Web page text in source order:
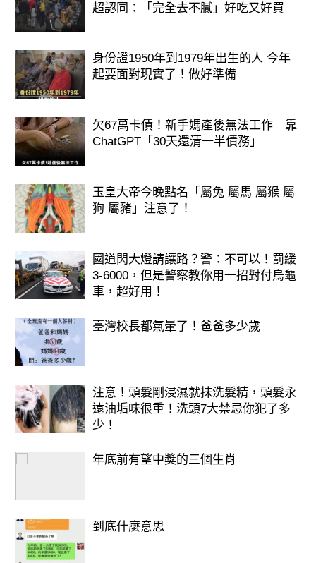
超認同：「完全去不膩」好吃又好買
身份證1950年到1979年出生的人 今年
起要面對現實了！做好準備
欠67萬卡債！新手媽產後無法工作 靠
ChatGPT「30天還清一半債務」
玉皇大帝今晚點名「屬兔 屬馬 屬猴 屬
狗 屬豬」注意了！
國道閃大燈請讓路？警：不可以！罰緩
3-6000，但是警察教你用一招對付烏龜
車，超好用！
臺灣校長都氣暈了！爸爸多少歲
注意！頭髮剛浸濕就抹洗髮精，頭髮永
遠油垢味很重！洗頭7大禁忌你犯了多
少！
年底前有望中獎的三個生肖
到底什麼意思